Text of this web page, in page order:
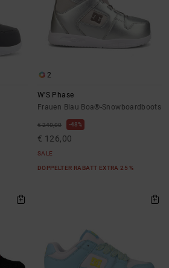
2
W'S Phase
Frauen Blau Boa®-Snowboardboots
€ 240,00 48%
€ 126,00
SALE
DOPPELTER RABATT EXTRA 25 %